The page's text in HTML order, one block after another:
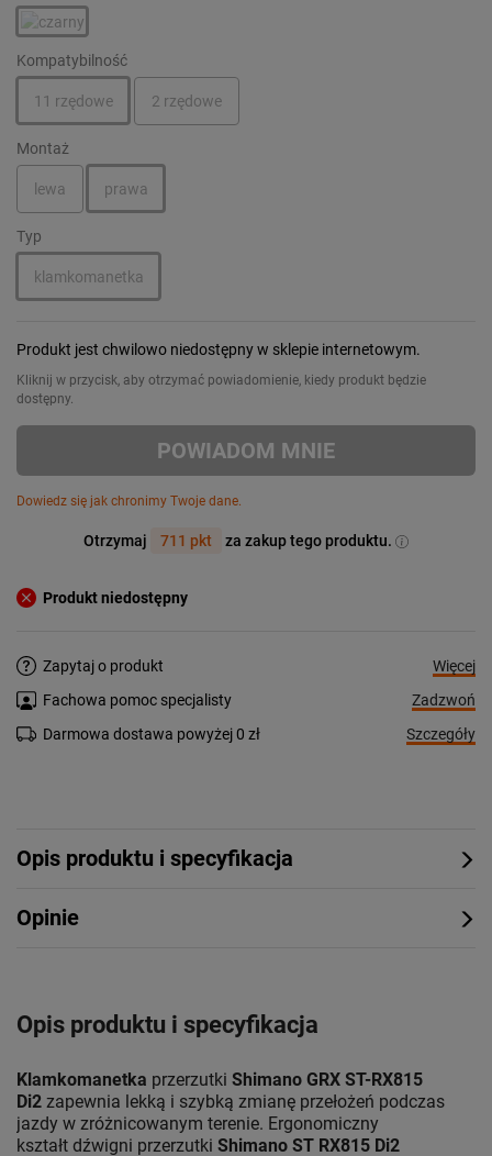
Kompatybilność
11 rzędowe 2 rzędowe
Montaż
lewa prawa
Typ
klamkomanetka
Produkt jest chwilowo niedostępny w sklepie internetowym.
Kliknij w przycisk, aby otrzymać powiadomienie, kiedy produkt będzie
dostępny.
POWIADOM MNIE
Dowiedz się jak chronimy Twoje dane.
Otrzymaj 711 pkt za zakup tego produktu.
Produkt niedostępny
Zapytaj o produkt
Więcej
Fachowa pomoc specjalisty
Zadzwoń
Darmowa dostawa powyżej 0 zł
Szczegóły
Opis produktu i specyfikacja
Opinie
Opis produktu i specyfikacja
Klamkomanetka przerzutki Shimano GRX ST-RX815
Di2 zapewnia lekką i szybką zmianę przełożeń podczas
jazdy w zróżnicowanym terenie. Ergonomiczny
kształt dźwigni przerzutki Shimano ST RX815 Di2